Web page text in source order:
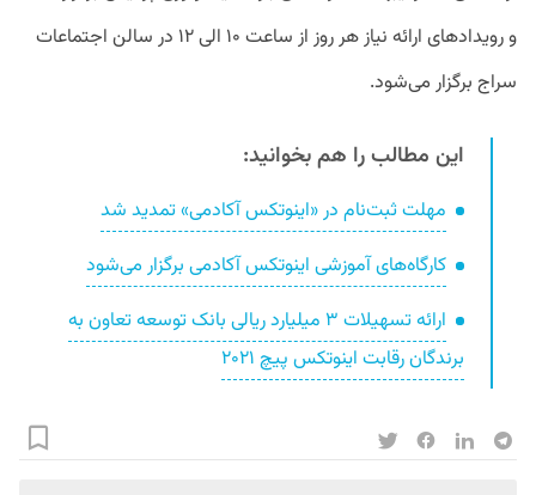
و رویدادهای ارائه نیاز هر روز از ساعت ۱۰ الی ۱۲ در سالن اجتماعات
سراج برگزار می‌شود.
این مطالب را هم بخوانید:
مهلت ثبت‌نام در «اینوتکس آکادمی» تمدید شد
کارگاه‌های آموزشی اینوتکس آکادمی برگزار می‌شود
ارائه تسهیلات ۳ میلیارد ریالی بانک توسعه تعاون به
برندگان رقابت اینوتکس پیچ ۲۰۲۱